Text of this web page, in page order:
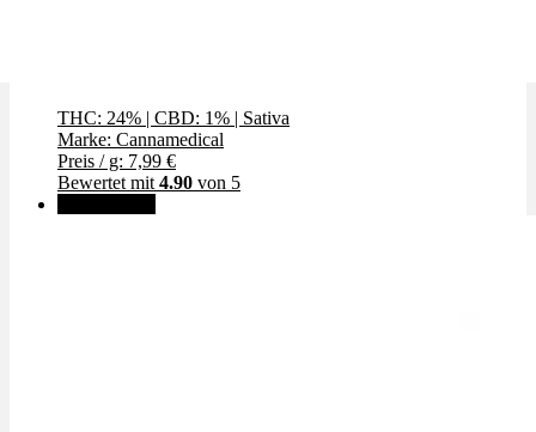
THC: 24% | CBD: 1% | Sativa
Marke: Cannamedical
Preis / g: 7,99 €
Bewertet mit 4.90 von 5